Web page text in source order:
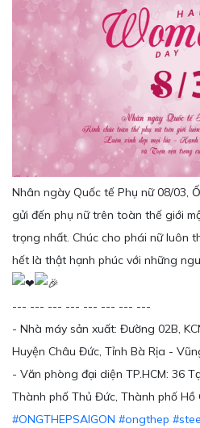
Nhân ngày Quốc tế Phụ nữ 08/03,
gửi đến phụ nữ trên toàn thế giới
trọng nhất. Chúc cho phái nữ luôn
hết là thật hạnh phúc với những
--- --- --- --- --- --- --- ---
- Nhà máy sản xuất: Đường 02B,
Huyện Châu Đức, Tỉnh Bà Rịa -
- Văn phòng đại diện TP.HCM: 36
Thành phố Thủ Đức, Thành phố Hồ
#ONGTHEPSAIGON #ongthep